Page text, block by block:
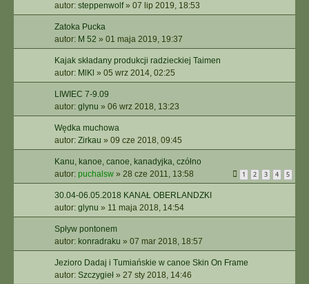
autor: steppenwolf» 07 lip 2019, 18:53
Zatoka Pucka
autor: M 52 » 01 maja 2019, 19:37
Kajak składany produkcji radzieckiej Taimen
autor: MlKl » 05 wrz 2014, 02:25
LIWIEC 7-9.09
autor: glynu » 06 wrz 2018, 13:23
Wędka muchowa
autor: Zirkau » 09 cze 2018, 09:45
Kanu, kanoe, canoe, kanadyjka, czółno
autor: puchalsw » 28 cze 2011, 13:58 1 2 3 4 5
30.04-06.05.2018 KANAŁ OBERLANDZKI
autor: glynu » 11 maja 2018, 14:54
Spływ pontonem
autor: konradraku » 07 mar 2018, 18:57
Jezioro Dadaj i Tumiańskie w canoe Skin On Frame
autor: Szczygieł » 27 sty 2018, 14:46